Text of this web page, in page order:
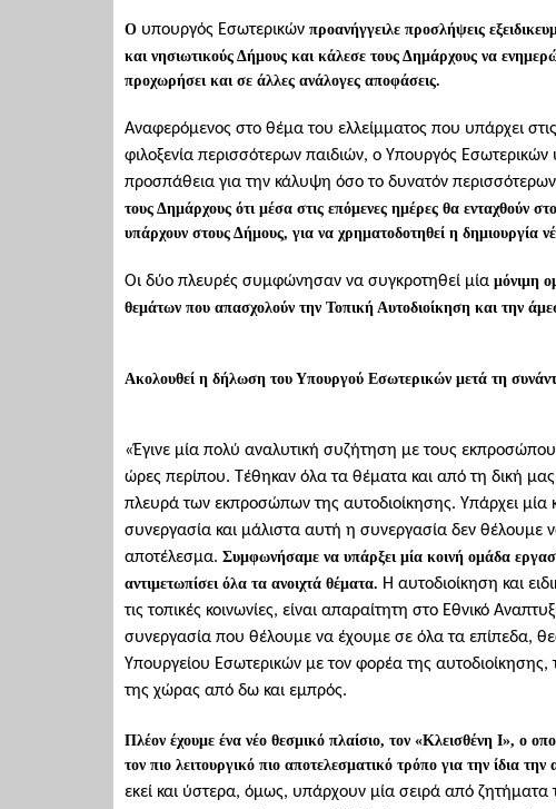
Ο υπουργός Εσωτερικών προανήγγειλε προσλήψεις
και νησιωτικούς Δήμους και κάλεσε τους Δημάρχους να
προχωρήσει και σε άλλες ανάλογες αποφάσεις.
Αναφερόμενος στο θέμα του ελλείμματος που υπάρχει
φιλοξενία περισσότερων παιδιών, ο Υπουργός
προσπάθεια για την κάλυψη όσο το δυνατόν
τους Δημάρχους ότι μέσα στις επόμενες ημέρες θα ενταχθούν
υπάρχουν στους Δήμους, για να χρηματοδοτηθεί η δημιουργία
Οι δύο πλευρές συμφώνησαν να συγκροτηθεί μία μόνιμη
θεμάτων που απασχολούν την Τοπική Αυτοδιοίκηση και την
Ακολουθεί η δήλωση του Υπουργού Εσωτερικών μετά τη
«Έγινε μία πολύ αναλυτική συζήτηση με τους
ώρες περίπου. Τέθηκαν όλα τα θέματα και από τη δική
πλευρά των εκπροσώπων της αυτοδιοίκησης. Υπάρχει μία
συνεργασία και μάλιστα αυτή η συνεργασία δεν θέλουμε
αποτέλεσμα. Συμφωνήσαμε να υπάρξει μία κοινή ομάδα
αντιμετωπίσει όλα τα ανοιχτά θέματα. Η αυτοδιοίκηση και
τις τοπικές κοινωνίες, είναι απαραίτητη στο Εθνικό
συνεργασία που θέλουμε να έχουμε σε όλα τα επίπεδα,
Υπουργείου Εσωτερικών με τον φορέα της αυτοδιοίκησης,
της χώρας από δω και εμπρός.
Πλέον έχουμε ένα νέο θεσμικό πλαίσιο, τον «Κλεισθένη Ι», ο
τον πιο λειτουργικό πιο αποτελεσματικό τρόπο για την ίδια την
εκεί και ύστερα, όμως, υπάρχουν μία σειρά από ζητήματα